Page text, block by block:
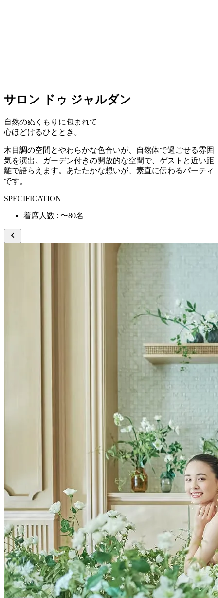
サロン ドゥ ジャルダン
自然のぬくもりに包まれて
心ほどけるひととき。
木目調の空間とやわらかな色合いが、自然体で過ごせる雰囲
気を演出。ガーデン付きの開放的な空間で、ゲストと近い距
離で語らえます。あたたかな想いが、素直に伝わるパーティ
です。
SPECIFICATION
着席人数 : 〜80名